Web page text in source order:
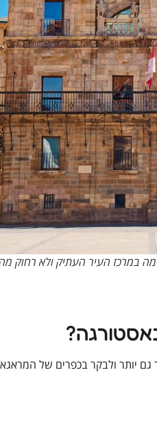
במרכז העיר העתיק ולא רחוק
יותר ולבקר בכפרים של